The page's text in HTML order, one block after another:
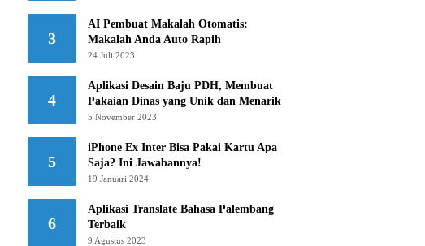
3
AI Pembuat Makalah Otomatis:
Makalah Anda Auto Rapih
24 Juli 2023
4
Aplikasi Desain Baju PDH, Membuat
Pakaian Dinas yang Unik dan Menarik
5 November 2023
5
iPhone Ex Inter Bisa Pakai Kartu Apa
Saja? Ini Jawabannya!
19 Januari 2024
6
Aplikasi Translate Bahasa Palembang
Terbaik
9 Agustus 2023